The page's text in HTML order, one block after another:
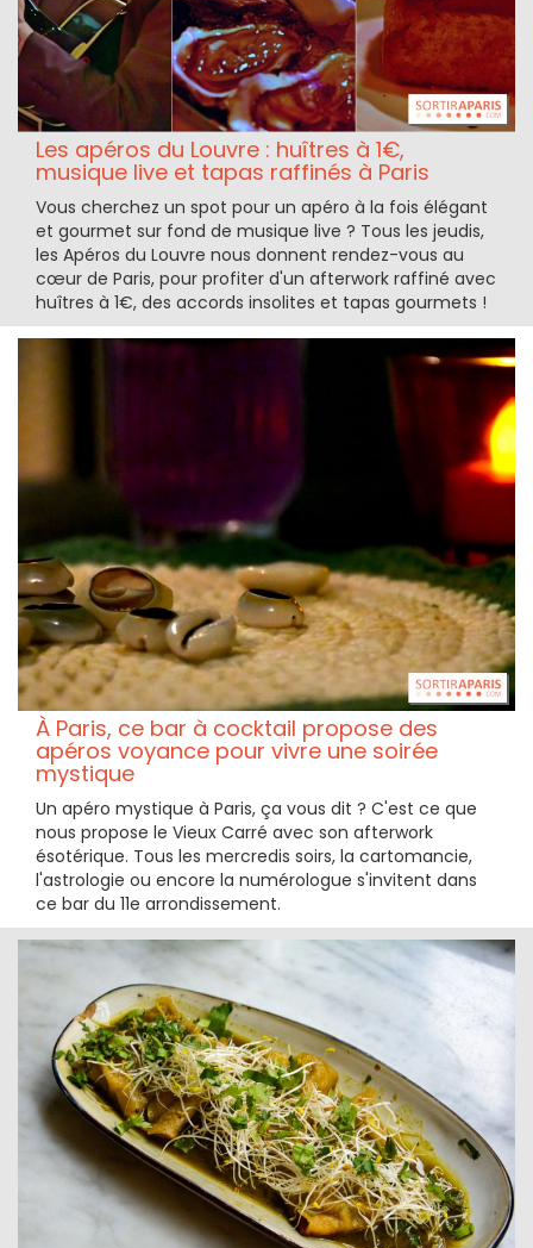
Les apéros du Louvre : huîtres à 1€,
musique live et tapas raffinés à Paris
Vous cherchez un spot pour un apéro à la fois élégant
et gourmet sur fond de musique live ? Tous les jeudis,
les Apéros du Louvre nous donnent rendez-vous au
cœur de Paris, pour profiter d'un afterwork raffiné avec
huîtres à 1€, des accords insolites et tapas gourmets !
À Paris, ce bar à cocktail propose des
apéros voyance pour vivre une soirée
mystique
Un apéro mystique à Paris, ça vous dit ? C'est ce que
nous propose le Vieux Carré avec son afterwork
ésotérique. Tous les mercredis soirs, la cartomancie,
l'astrologie ou encore la numérologue s'invitent dans
ce bar du 11e arrondissement.